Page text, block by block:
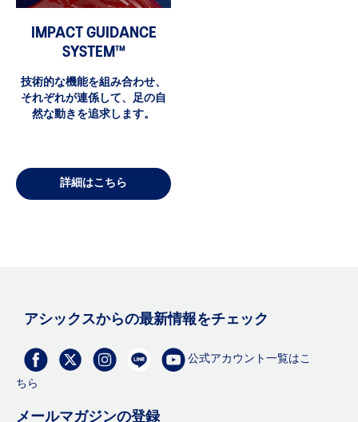
IMPACT GUIDANCE
SYSTEM™
技術的な機能を組み合わせ、
それぞれが連係して、足の自
然な動きを追求します。
詳細はこちら
アシックスからの最新情報をチェック
公式アカウント一覧はこ
ちら
メールマガジンの登録